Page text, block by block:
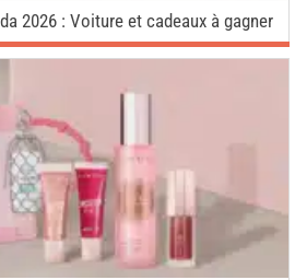
2026 : Voiture et cadeaux à gagner